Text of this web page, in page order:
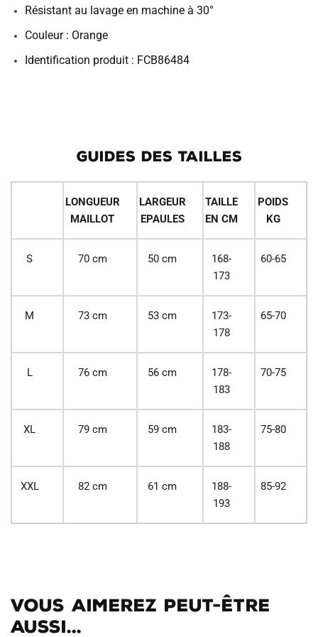
Résistant au lavage en machine à 30°
Couleur : Orange
Identification produit : FCB86484
GUIDES DES TAILLES
LONGUEUR
MAILLOT
LARGEUR
EPAULES
TAILLE
EN CM
POIDS
KG
S 70 cm 50 cm
168-
173
60-65
M 73 cm 53 cm
173-
178
65-70
L 76 cm 56 cm
178-
183
70-75
XL 79 cm 59 cm
183-
188
75-80
XXL 82 cm 61 cm
188-
193
85-92
Vous aimerez peut-être
aussi...